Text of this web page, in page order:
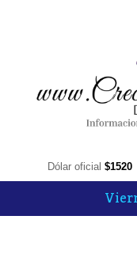
Dólar oficial $1520